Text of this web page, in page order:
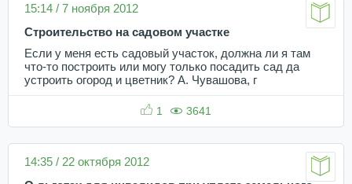
15:14 / 7 ноября 2012
Строительство на садовом участке
Если у меня есть садовый участок, должна ли я там
что-то построить или могу только посадить сад да
устроить огород и цветник? А. Чувашова, г
1 3641
14:35 / 22 октября 2012